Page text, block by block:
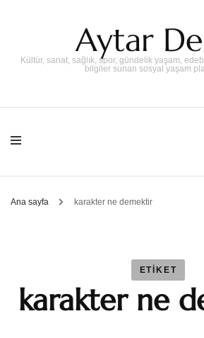
Aytar
Kültür, sanat, sağlık, spor, gündelik yaşam,
bilgiler sunan sosyal yaşam
Ana sayfa karakter ne demektir
ETIKET
karakter ne